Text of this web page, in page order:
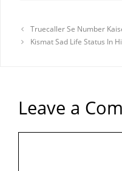
Truecaller Se Number
Kismat Sad Life Status In
Leave a